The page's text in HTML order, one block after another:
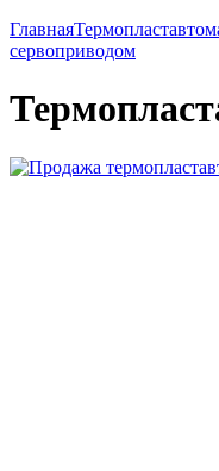
Главная
сервоприводом